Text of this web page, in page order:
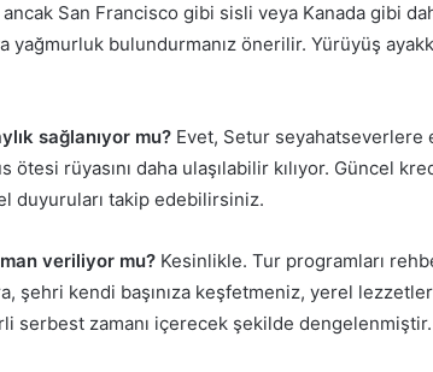
ancak San Francisco gibi sisli veya Kanada gibi
yağmurluk bulundurmanız önerilir. Yürüyüş
sağlanıyor mu? Evet, Setur seyahatseverlere
rüyasını daha ulaşılabilir kılıyor. Güncel
duyuruları takip edebilirsiniz.
veriliyor mu? Kesinlikle. Tur programları
şehri kendi başınıza keşfetmeniz, yerel
serbest zamanı içerecek şekilde dengelenmiştir.